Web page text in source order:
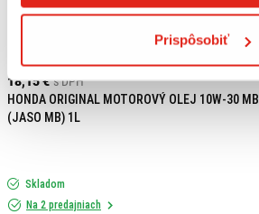
Prispôsobiť
18,15 € s DPH
HONDA ORIGINAL MOTOROVÝ OLEJ 10W-30 MB
(JASO MB) 1L
Skladom
Na 2 predajniach